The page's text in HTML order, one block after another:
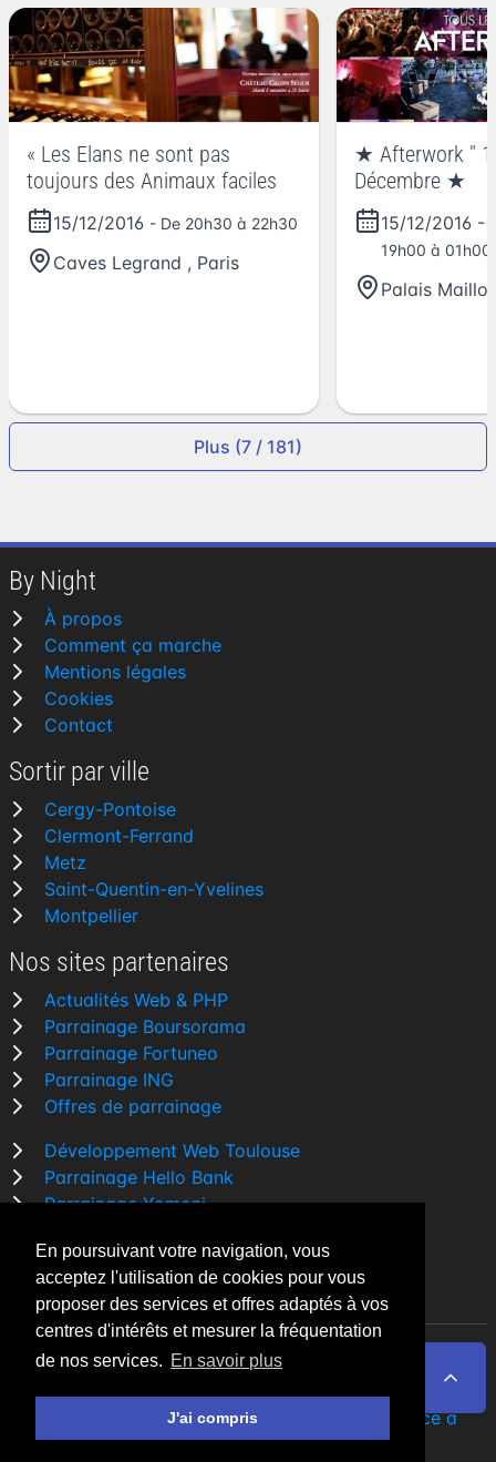
En poursuivant votre navigation, vous
acceptez l'utilisation de cookies pour vous
proposer des services et offres adaptés à vos
centres d'intérêts et mesurer la fréquentation
de nos services. En savoir plus
J'ai compris
« Les Elans ne sont pas
toujours des Animaux faciles
15/12/2016 - De 20h30 à 22h30
Caves Legrand , Paris
★ Afterwork "
Décembre ★
15/12/2016 -
19h00 à 01h00
Palais Maillot
Plus (7 / 181)
By Night
À propos
Comment ça marche
Mentions légales
Cookies
Contact
Sortir par ville
Cergy-Pontoise
Clermont-Ferrand
Metz
Saint-Quentin-en-Yvelines
Montpellier
Nos sites partenaires
Actualités Web & PHP
Parrainage Boursorama
Parrainage Fortuneo
Parrainage ING
Offres de parrainage
Développement Web Toulouse
Parrainage Hello Bank
Parrainage Yomoni
Comparatif banque
By Night v5.7.3| © 2026 - Tous droits réservés
par undéveloppeur Web Freelance à
Toulouse